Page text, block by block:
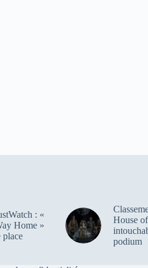
: «
Home »
place
House
podium